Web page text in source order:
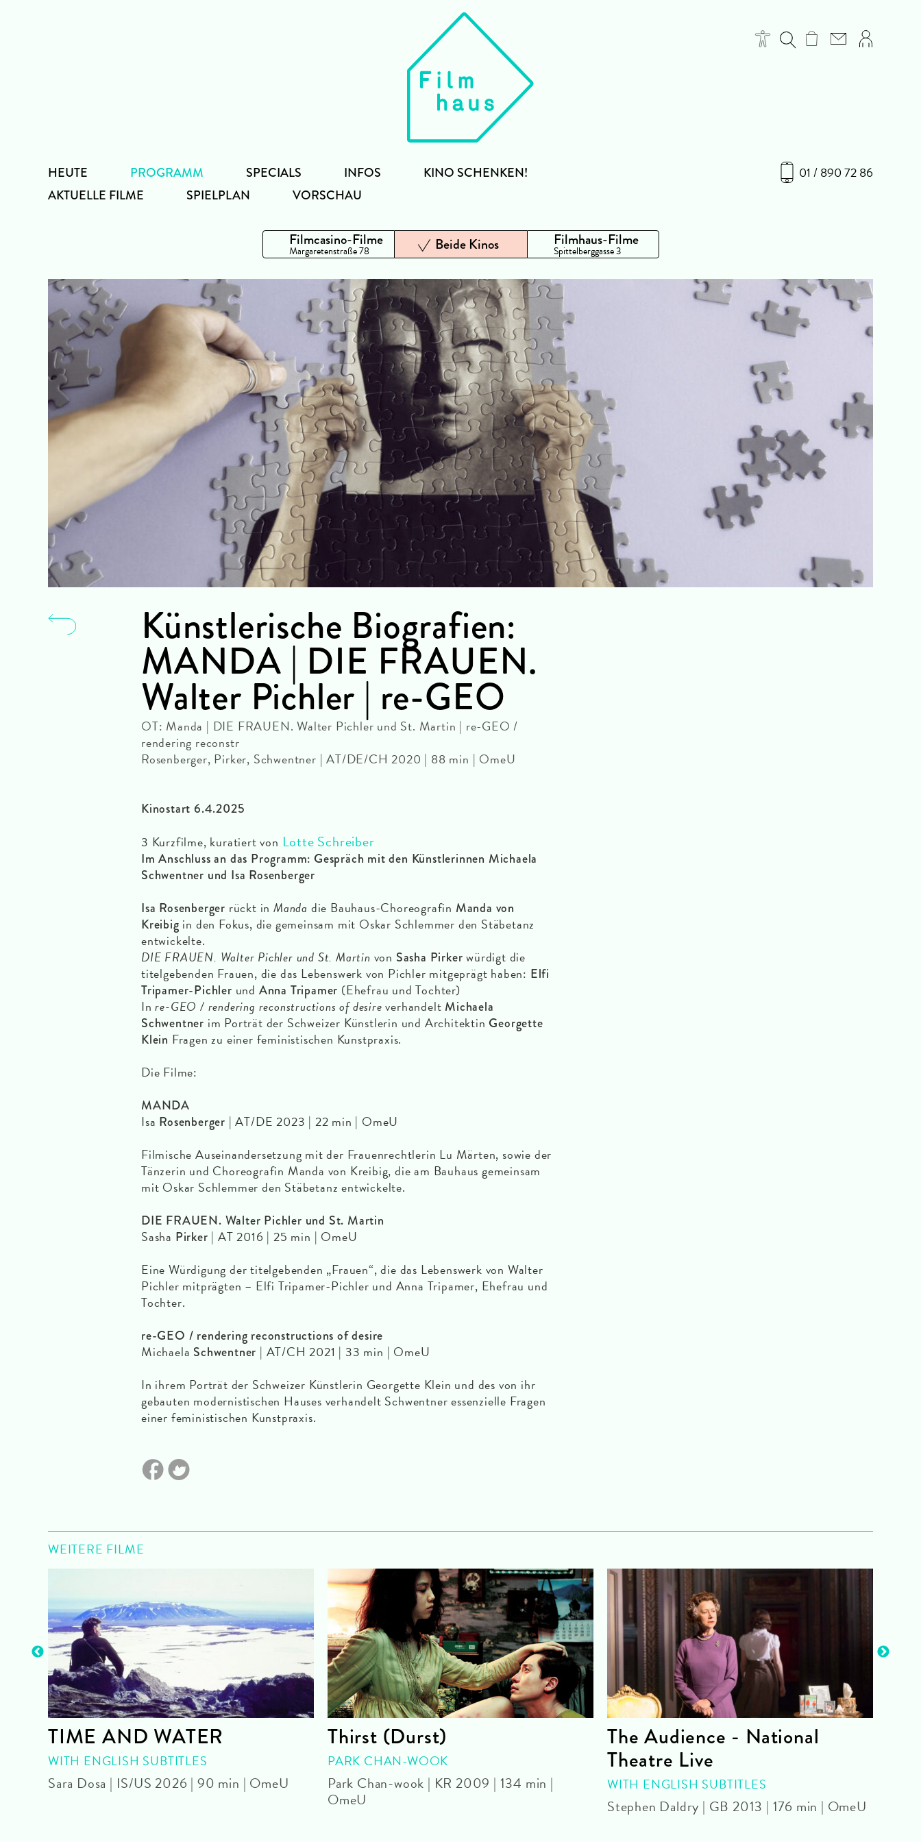
01 / 890 72 86
HEUTE
PROGRAMM
AKTUELLE FILME
SPIELPLAN VORSCHAU
SPECIALS INFOS KINO SCHENKEN!
Filmcasino-Filme
Margaretenstraße 78 Beide Kinos Filmhaus-Filme
Spittelberggasse 3
Künstlerische Biografien:
MANDA | DIE FRAUEN.
Walter Pichler | re-GEO
OT: Manda | DIE FRAUEN. Walter Pichler und St. Martin | re-GEO /
rendering reconstr
Rosenberger, Pirker, Schwentner | AT/DE/CH 2020 | 88 min | OmeU
Kinostart 6.4.2025
3 Kurzfilme, kuratiert von Lotte Schreiber
Im Anschluss an das Programm: Gespräch mit den Künstlerinnen Michaela
Schwentner und Isa Rosenberger
Isa Rosenberger rückt in Manda die Bauhaus-Choreografin Manda von
Kreibig in den Fokus, die gemeinsam mit Oskar Schlemmer den Stäbetanz
entwickelte.
DIE FRAUEN. Walter Pichler und St. Martin von Sasha Pirkerwürdigt die
titelgebenden Frauen, die das Lebenswerk von Pichler mitgeprägt haben: Elfi
Tripamer-Pichler und Anna Tripamer (Ehefrau und Tochter)
Inre-GEO / rendering reconstructions of desireverhandelt Michaela
Schwentner im Porträt der Schweizer Künstlerin und ArchitektinGeorgette
Klein Fragen zu einer feministischen Kunstpraxis.
Die Filme:
MANDA
Isa Rosenberger | AT/DE 2023 | 22 min | OmeU
Filmische Auseinandersetzung mit der Frauenrechtlerin Lu Märten, sowie der
Tänzerin und Choreografin Manda von Kreibig, die am Bauhaus gemeinsam
mit Oskar Schlemmer den Stäbetanz entwickelte.
DIE FRAUEN. Walter Pichler und St. Martin
Sasha Pirker | AT 2016 | 25 min | OmeU
Eine Würdigung der titelgebenden „Frauen“, die das Lebenswerk von Walter
Pichler mitprägten – Elfi Tripamer-Pichler und Anna Tripamer, Ehefrau und
Tochter.
re-GEO / rendering reconstructions of desire
Michaela Schwentner | AT/CH 2021 | 33 min | OmeU
In ihrem Porträt der Schweizer Künstlerin Georgette Klein und des von ihr
gebauten modernistischen Hauses verhandelt Schwentner essenzielle Fragen
einer feministischen Kunstpraxis.
WEITERE FILME
TIME AND WATER
WITH ENGLISH SUBTITLES
Sara Dosa | IS/US 2026 | 90 min | OmeU
Thirst (Durst)
PARK CHAN-WOOK
Park Chan-wook | KR 2009 | 134 min |
OmeU
The Audience - National
Theatre Live
WITH ENGLISH SUBTITLES
Stephen Daldry | GB 2013 | 176 min | OmeU